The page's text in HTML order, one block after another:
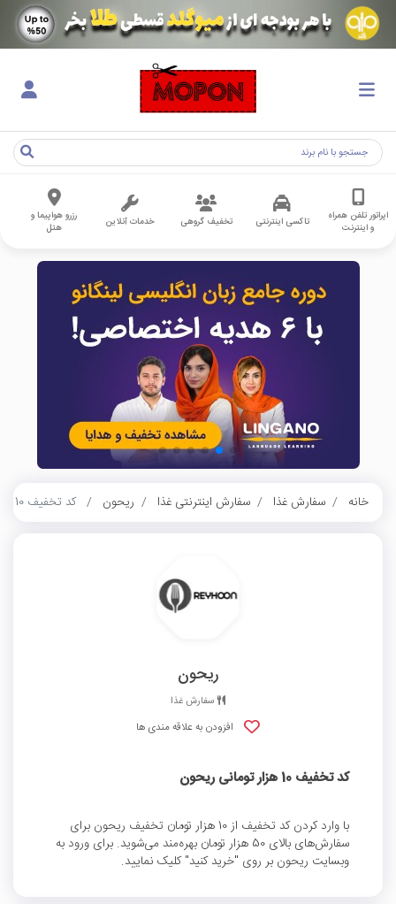
اپراتور تلفن همراه
و اینترنت
تاکسی اینترنتی تخفیف گروهی خدمات آنلاین
رزرو هواپیما و
هتل
خانه سفارش غذا سفارش اینترنتی غذا ریحون کد تخفیف 10 هزار تومانی ریحون
ریحون
سفارش غذا
افزودن به علاقه مندی ها
کد تخفیف 10 هزار تومانی ریحون
با وارد کردن کد تخفیف از 10 هزار تومان تخفیف ریحون برای
سفارش‌های بالای 50 هزار تومان بهره‌مند می‌شوید. برای ورود به
وبسایت ریحون بر روی "خرید کنید" کلیک نمایید.